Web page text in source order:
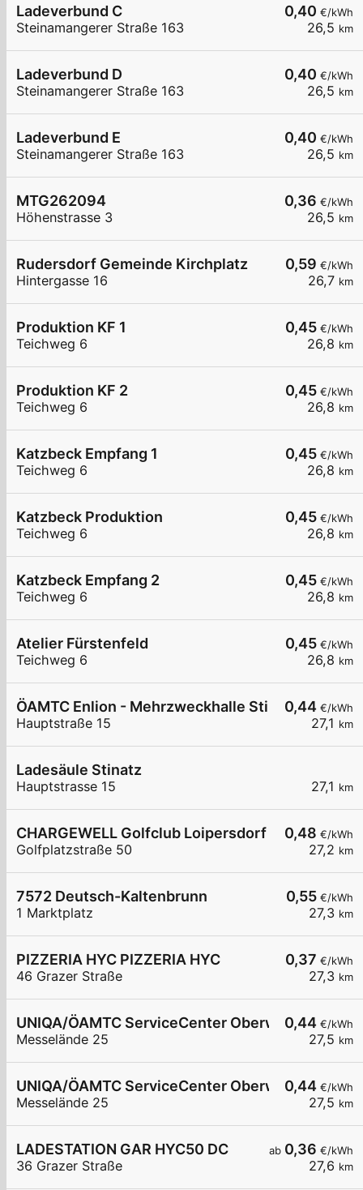
0,40 €/kWh
26,5 km
Ladeverbund C
Steinamangerer Straße 163
0,40 €/kWh
26,5 km
Ladeverbund D
Steinamangerer Straße 163
0,40 €/kWh
26,5 km
Ladeverbund E
Steinamangerer Straße 163
0,36 €/kWh
26,5 km
MTG262094
Höhenstrasse 3
0,59 €/kWh
26,7 km
Rudersdorf Gemeinde Kirchplatz
Hintergasse 16
0,45 €/kWh
26,8 km
Produktion KF 1
Teichweg 6
0,45 €/kWh
26,8 km
Produktion KF 2
Teichweg 6
0,45 €/kWh
26,8 km
Katzbeck Empfang 1
Teichweg 6
0,45 €/kWh
26,8 km
Katzbeck Produktion
Teichweg 6
0,45 €/kWh
26,8 km
Katzbeck Empfang 2
Teichweg 6
0,45 €/kWh
26,8 km
Atelier Fürstenfeld
Teichweg 6
0,44 €/kWh
27,1 km
ÖAMTC Enlion - Mehrzweckhalle Stinatz
Hauptstraße 15
27,1 km
Ladesäule Stinatz
Hauptstrasse 15
0,48 €/kWh
27,2 km
CHARGEWELL Golfclub Loipersdorf
Golfplatzstraße 50
0,55 €/kWh
27,3 km
7572 Deutsch-Kaltenbrunn
1 Marktplatz
0,37 €/kWh
27,3 km
PIZZERIA HYC PIZZERIA HYC
46 Grazer Straße
0,44 €/kWh
27,5 km
UNIQA/ÖAMTC ServiceCenter Oberwart - 1
Messelände 25
0,44 €/kWh
27,5 km
UNIQA/ÖAMTC ServiceCenter Oberwart - 2
Messelände 25
ab 0,36 €/kWh
27,6 km
LADESTATION GAR HYC50 DC
36 Grazer Straße